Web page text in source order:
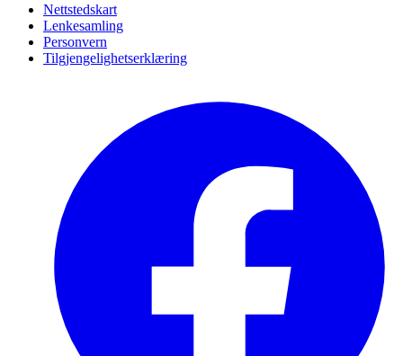
Nettstedskart
Lenkesamling
Personvern
Tilgjengelighetserklæring